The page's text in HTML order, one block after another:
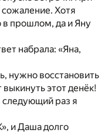
Хотя
в прошлом, да и Яну
набрала: «Яна,
нужно восстановить
этот денёк!
следующий раз я
и Даша долго